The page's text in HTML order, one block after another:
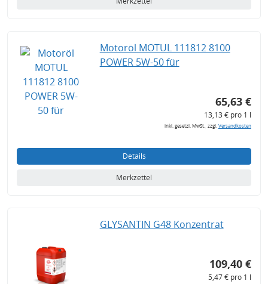
Motoröl MOTUL 111812 8100
POWER 5W-50 für
65,63 €
13,13 € pro 1 l
inkl. gesetzl. MwSt., zzgl.Versandkosten
Details
Merkzettel
GLYSANTIN G48 Konzentrat
109,40 €
5,47 € pro 1 l